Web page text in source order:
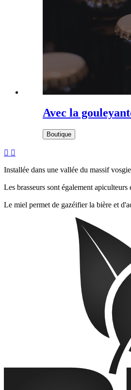
Avec la
Boutique
 
Installée dans une vallée du massif
Les brasseurs sont également
Le miel permet de gazéifier la bière et